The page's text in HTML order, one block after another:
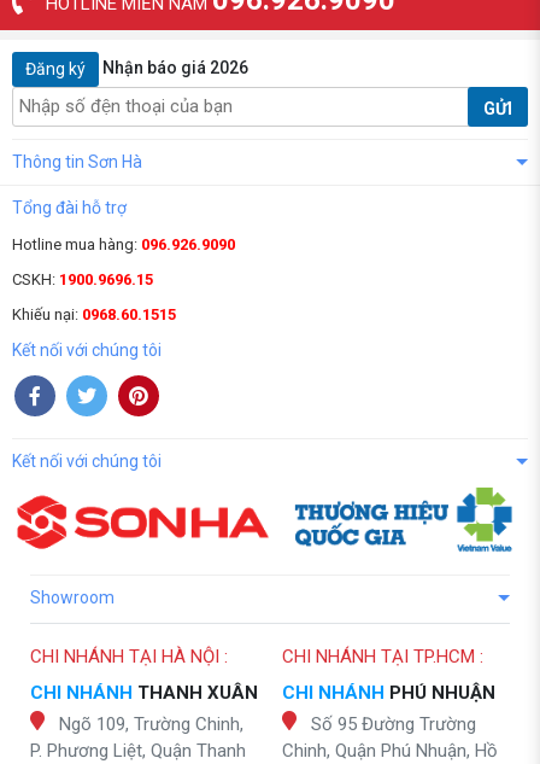
Đăng ký Nhận báo giá 2026
GỬI
Thông tin Sơn Hà
Tổng đài hỗ trợ
Hotline mua hàng: 096.926.9090
CSKH: 1900.9696.15
Khiếu nại: 0968.60.1515
Kết nối với chúng tôi
Kết nối với chúng tôi
Showroom
CHI NHÁNH TẠI HÀ NỘI :
CHI NHÁNH THANH XUÂN
Ngõ 109, Trường Chinh,
P. Phương Liệt, Quận Thanh
CHI NHÁNH TẠI TP.HCM :
CHI NHÁNH PHÚ NHUẬN
Số 95 Đường Trường
Chinh, Quận Phú Nhuận, Hồ